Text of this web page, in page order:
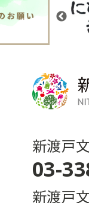
新渡戸
03-
新渡戸